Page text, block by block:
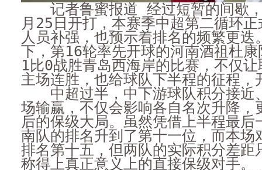
记者鲁蜜报道 经过短暂的间歇
月25日开打，本赛季中超第二循环
人员补强，也预示着排名的频繁更迭
下，第16轮率先开球的河南酒祖杜
1比0战胜青岛西海岸的比赛，不仅
主场连胜，也给球队下半程的征程，
中超过半，中下游球队积分接近
场输赢，不仅会影响各自名次升降，
后的保级大局。虽然凭借上半程最后
南队的排名升到了第十一位，而本场
排名第十五，但两队的实际积分差距
称得上真正意义上的直接保级对手。